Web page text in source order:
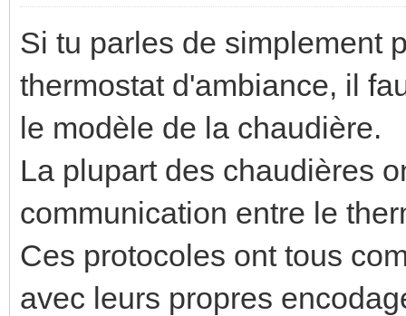
Si tu parles de simplement
thermostat d'ambiance, il
le modèle de la chaudière.
La plupart des chaudières
communication entre le
Ces protocoles ont tous
avec leurs propres